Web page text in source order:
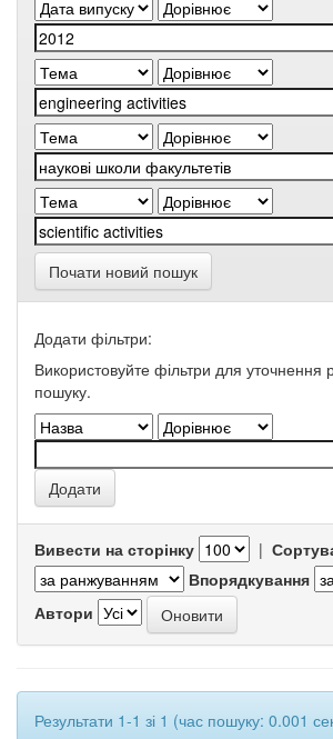
Почати новий пошук
Додати фільтри:
Використовуйте фільтри для уточнення
пошуку.
Вивести на сторінку |
Впорядкування
Автори
Результати 1-1 зі 1 (час пошуку: 0.001